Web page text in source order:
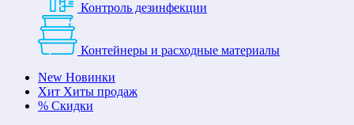
Контроль дезинфекции
Контейнеры и расходные материалы
New Новинки
Хит Хиты продаж
% Скидки